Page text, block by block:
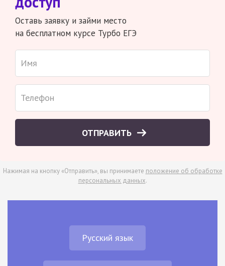
Оставь заявку и займи место
на бесплатном курсе Турбо ЕГЭ
ОТПРАВИТЬ
Нажимая на кнопку «Отправить», вы принимаете положение об обработке
персональных данных.
Русский язык